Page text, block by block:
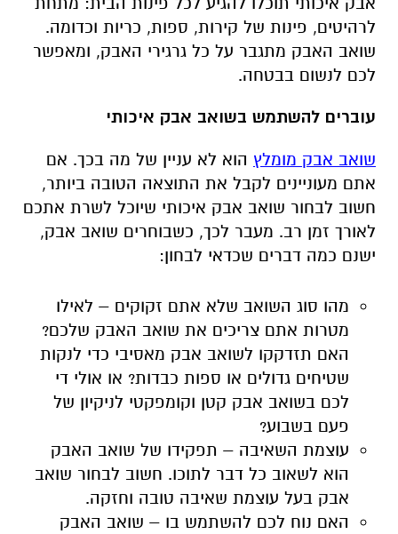
לרהיטים, פינות של קירות, ספות, כריות וכדומה.
שואב האבק מתגבר על כל גרגירי האבק, ומאפשר
לכם לנשום בבטחה.
עוברים להשתמש בשואב אבק איכותי
שואב אבק מומלץ הוא לא עניין של מה בכך. אם
אתם מעוניינים לקבל את התוצאה הטובה ביותר,
חשוב לבחור שואב אבק איכותי שיוכל לשרת אתכם
לאורך זמן רב. מעבר לכך, כשבוחרים שואב אבק,
ישנם כמה דברים שכדאי לבחון:
מהו סוג השואב שלא אתם זקוקים – לאילו
מטרות אתם צריכים את שואב האבק שלכם?
האם תזדקקו לשואב אבק מאסיבי כדי לנקות
שטיחים גדולים או ספות כבדות? או אולי די
לכם בשואב אבק קטן וקומפקטי לניקיון של
פעם בשבוע?
עוצמת השאיבה – תפקידו של שואב האבק
הוא לשאוב כל דבר לתוכו. חשוב לבחור שואב
אבק בעל עוצמת שאיבה טובה וחזקה.
האם נוח לכם להשתמש בו – שואב האבק